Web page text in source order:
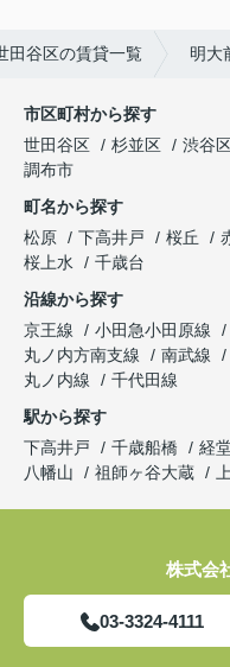
田谷区の賃貸一覧 明大
市区町村から探す
世田谷区
杉並区 渋谷
調布市
町名から探す
松原
下高井戸 桜丘
桜上水
千歳台
沿線から探す
京王線
小田急小田原線
丸ノ内方南支線
南武線
丸ノ内線
千代田線
駅から探す
下高井戸
千歳船橋 経
八幡山
祖師ヶ谷大蔵
株式会
03-3324-4111